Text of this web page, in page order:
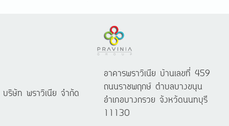
บริษัท พราวิเนีย จำกัด
อาคารพราวิเนีย บ้านเลขที่ 459
ถนนราชพฤกษ์ ตำบลบางขนุน
อำเภอบางกรวย จังหวัดนนทบุรี
11130